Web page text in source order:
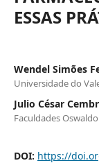
ESSAS
Wendel Simões
Universidade do
Julio César
Faculdades
DOI: https://